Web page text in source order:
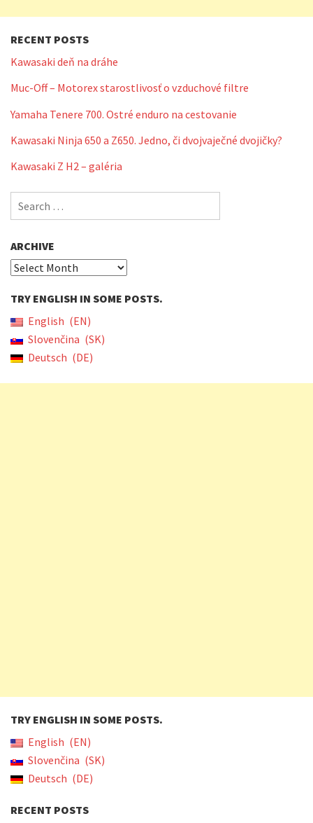
RECENT POSTS
Kawasaki deň na dráhe
Muc-Off – Motorex starostlivosť o vzduchové filtre
Yamaha Tenere 700. Ostré enduro na cestovanie
Kawasaki Ninja 650 a Z650. Jedno, či dvojvaječné dvojičky?
Kawasaki Z H2 – galéria
Search
for:
ARCHIVE
Archive
TRY ENGLISH IN SOME POSTS.
English
EN
Slovenčina
SK
Deutsch
DE
TRY ENGLISH IN SOME POSTS.
English
EN
Slovenčina
SK
Deutsch
DE
RECENT POSTS